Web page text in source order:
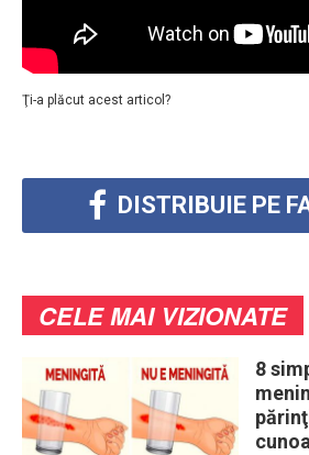
Ţi-a plăcut acest articol?
DISTRIBUIE PE
CELE MAI VIZIONATE
8